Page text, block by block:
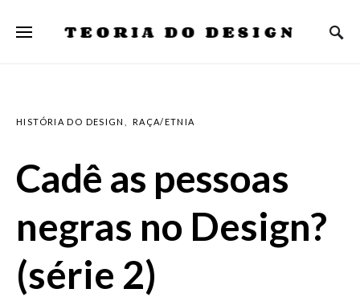
TEORIA DO DESIGN
HISTÓRIA DO DESIGN RAÇA/ETNIA
Cadê as pessoas
negras no Design?
(série 2)